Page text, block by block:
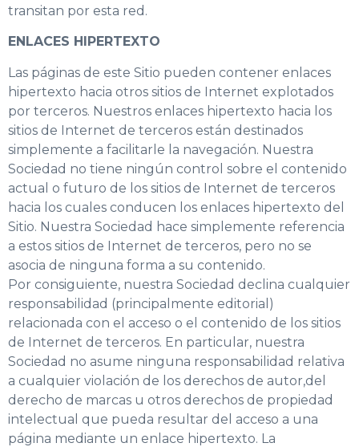
transitan por esta red.
ENLACES HIPERTEXTO
Las páginas de este Sitio pueden contener enlaces
hipertexto hacia otros sitios de Internet explotados
por terceros. Nuestros enlaces hipertexto hacia los
sitios de Internet de terceros están destinados
simplemente a facilitarle la navegación. Nuestra
Sociedad no tiene ningún control sobre el contenido
actual o futuro de los sitios de Internet de terceros
hacia los cuales conducen los enlaces hipertexto del
Sitio. Nuestra Sociedad hace simplemente referencia
a estos sitios de Internet de terceros, pero no se
asocia de ninguna forma a su contenido.
Por consiguiente, nuestra Sociedad declina cualquier
responsabilidad (principalmente editorial)
relacionada con el acceso o el contenido de los sitios
de Internet de terceros. En particular, nuestra
Sociedad no asume ninguna responsabilidad relativa
a cualquier violación de los derechos de autor,del
derecho de marcas u otros derechos de propiedad
intelectual que pueda resultar del acceso a una
página mediante un enlace hipertexto. La